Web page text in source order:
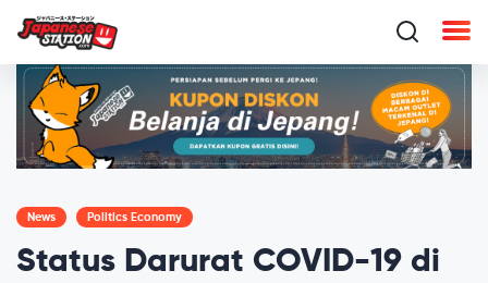
News Politics Economy
Status Darurat COVID-19 di